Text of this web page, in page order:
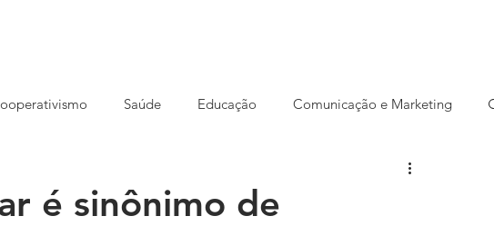
Saúde Educação Comunicação e Marketing
Startup
é sinônimo de